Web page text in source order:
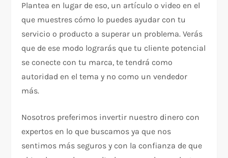
Plantea en lugar de eso, un artículo o video en el
que muestres cómo lo puedes ayudar con tu
servicio o producto a superar un problema. Verás
que de ese modo lograrás que tu cliente potencial
se conecte con tu marca, te tendrá como
autoridad en el tema y no como un vendedor
más.
Nosotros preferimos invertir nuestro dinero con
expertos en lo que buscamos ya que nos
sentimos más seguros y con la confianza de que